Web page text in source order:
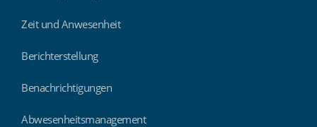
Zeit und Anwesenheit
Berichterstellung
Benachrichtigungen
Abwesenheitsmanagement